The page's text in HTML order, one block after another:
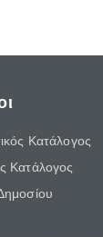
Κατάλογος
Κατάλογος